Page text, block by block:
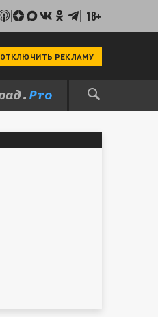
18+
ОТКЛЮЧИТЬ РЕКЛАМУ